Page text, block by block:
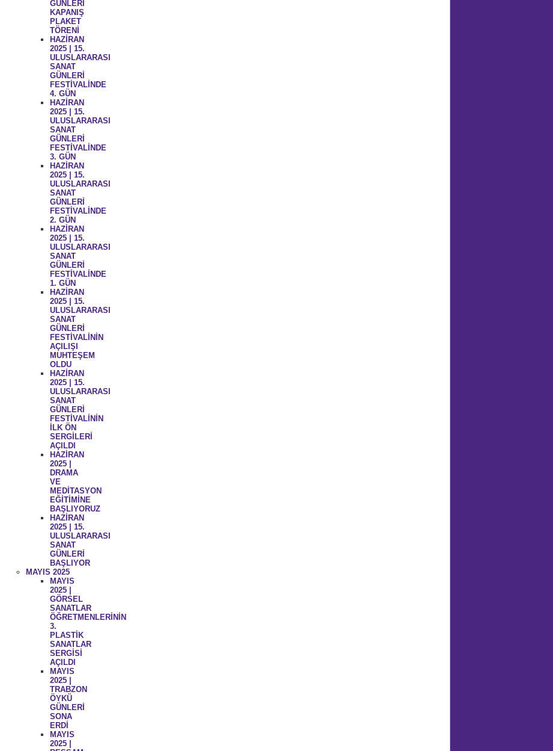
GÜNLERİ
KAPANIŞ
PLAKET
TÖRENİ
HAZİRAN
2025 | 15.
ULUSLARARASI
SANAT
GÜNLERİ
FESTİVALİNDE
4. GÜN
HAZİRAN
2025 | 15.
ULUSLARARASI
SANAT
GÜNLERİ
FESTİVALİNDE
3. GÜN
HAZİRAN
2025 | 15.
ULUSLARARASI
SANAT
GÜNLERİ
FESTİVALİNDE
2. GÜN
HAZİRAN
2025 | 15.
ULUSLARARASI
SANAT
GÜNLERİ
FESTİVALİNDE
1. GÜN
HAZİRAN
2025 | 15.
ULUSLARARASI
SANAT
GÜNLERİ
FESTİVALİNİN
AÇILIŞI
MUHTEŞEM
OLDU
HAZİRAN
2025 | 15.
ULUSLARARASI
SANAT
GÜNLERİ
FESTİVALİNİN
İLK ÖN
SERGİLERİ
AÇILDI
HAZİRAN
2025 |
DRAMA
VE
MEDİTASYON
EĞİTİMİNE
BAŞLIYORUZ
HAZİRAN
2025 | 15.
ULUSLARARASI
SANAT
GÜNLERİ
BAŞLIYOR
MAYIS 2025
MAYIS
2025 |
GÖRSEL
SANATLAR
ÖĞRETMENLERİNİN
3.
PLASTİK
SANATLAR
SERGİSİ
AÇILDI
MAYIS
2025 |
TRABZON
ÖYKÜ
GÜNLERİ
SONA
ERDİ
MAYIS
2025 |